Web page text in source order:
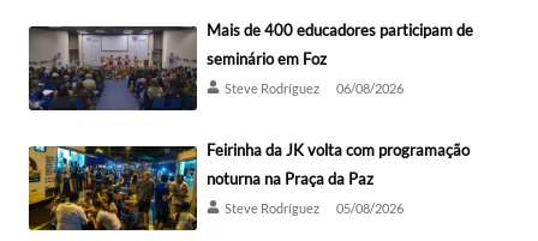
Mais de 400 educadores participam de
seminário em Foz
Steve Rodríguez 06/08/2026
Feirinha da JK volta com programação
noturna na Praça da Paz
Steve Rodríguez 05/08/2026